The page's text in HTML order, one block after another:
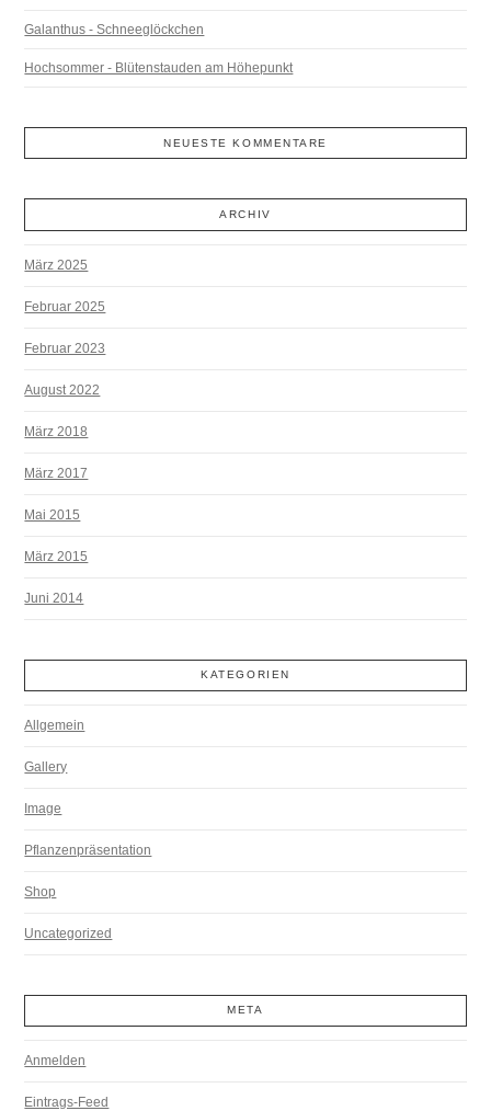
Galanthus - Schneeglöckchen
Hochsommer - Blütenstauden am Höhepunkt
NEUESTE KOMMENTARE
ARCHIV
März 2025
Februar 2025
Februar 2023
August 2022
März 2018
März 2017
Mai 2015
März 2015
Juni 2014
KATEGORIEN
Allgemein
Gallery
Image
Pflanzenpräsentation
Shop
Uncategorized
META
Anmelden
Eintrags-Feed